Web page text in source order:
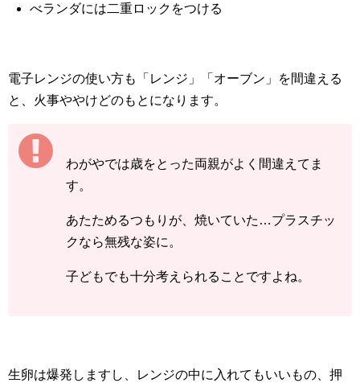
べランダには二重ロックをつける
電子レンジの使い方も「レンジ」「オーブン」を間違える
と、火事ややけどのもとになります。
わがやでは歳をとった両親がよく間違えてま
す。
あたためるつもりが、焼いていた…プラスチッ
クなら無残な姿に。
子どもでも十分考えられることですよね。
生卵は爆発しますし、レンジの中に入れてもいいもの、押